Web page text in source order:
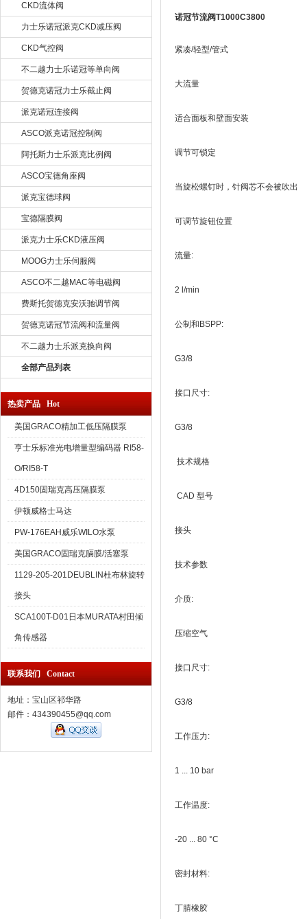
CKD流体阀
力士乐诺冠派克CKD减压阀
CKD气控阀
不二越力士乐诺冠等单向阀
贺德克诺冠力士乐截止阀
派克诺冠连接阀
ASCO派克诺冠控制阀
阿托斯力士乐派克比例阀
ASCO宝德角座阀
派克宝德球阀
宝德隔膜阀
派克力士乐CKD液压阀
MOOG力士乐伺服阀
ASCO不二越MAC等电磁阀
费斯托贺德克安沃驰调节阀
贺德克诺冠节流阀和流量阀
不二越力士乐派克换向阀
全部产品列表
热卖产品 Hot
美国GRACO精加工低压隔膜泵
亨士乐标准光电增量型编码器 RI58-
O/RI58-T
4D150固瑞克高压隔膜泵
伊顿威格士马达
PW-176EAH威乐WILO水泵
美国GRACO固瑞克膈膜/活塞泵
1129-205-201DEUBLIN杜布林旋转
接头
SCA100T-D01日本MURATA村田倾
角传感器
联系我们 Contact
地址：宝山区祁华路
邮件：434390455@qq.com
诺冠节流阀T1000C3800
紧凑/轻型/管式
大流量
适合面板和壁面安装
调节可锁定
当旋松螺钉时，针阀芯不会被吹出
可调节旋钮位置
流量:
2 l/min
公制和BSPP:
G3/8
接口尺寸:
G3/8
技术规格
CAD 型号
接头
技术参数
介质:
压缩空气
接口尺寸:
G3/8
工作压力:
1 ... 10 bar
工作温度:
-20 ... 80 °C
密封材料:
丁腈橡胶